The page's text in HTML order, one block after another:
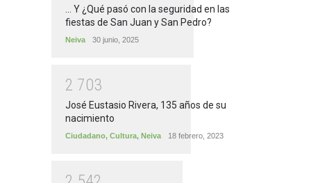
... Y ¿Qué pasó con la seguridad en las
fiestas de San Juan y San Pedro?
Neiva 30 junio, 2025
2 703
José Eustasio Rivera, 135 años de su
nacimiento
Ciudadano, Cultura, Neiva 18 febrero, 2023